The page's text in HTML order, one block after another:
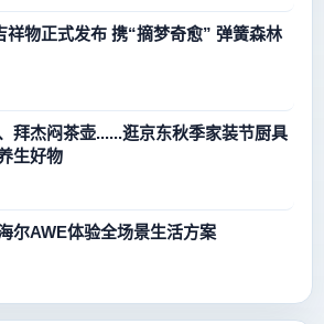
物正式发布 携“摘梦奇愈” 弹簧森林
拜杰闷茶壶......逛京东秋季家装节厨具
生好物
尔AWE体验全场景生活方案